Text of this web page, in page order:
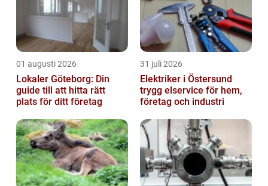
01 augusti 2026
Lokaler Göteborg: Din
guide till att hitta rätt
plats för ditt företag
31 juli 2026
Elektriker i Östersund
trygg elservice för hem,
företag och industri